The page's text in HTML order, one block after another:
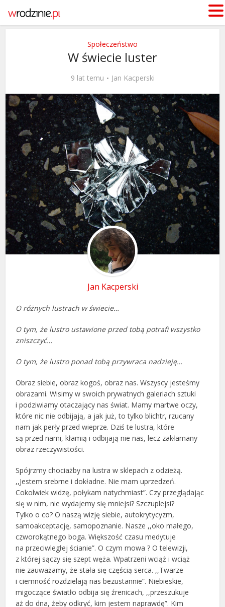
Społeczeństwo
W świecie luster
9 lat temu Jan Kacperski
Jan Kacperski
O różnych lustrach w świecie…
O tym, że lustro ustawione przed tobą potrafi wszystko
zniszczyć…
O tym, że lustro ponad tobą przywraca nadzieję…
Obraz siebie, obraz kogoś, obraz nas. Wszyscy jesteśmy
obrazami. Wisimy w swoich prywatnych galeriach sztuki
i podziwiamy otaczający nas świat. Mamy martwe oczy,
które nic nie odbijają, a jak już, to tylko blichtr, rzucany
nam jak perły przed wieprze. Dziś te lustra, które
są przed nami, kłamią i odbijają nie nas, lecz zakłamany
obraz rzeczywistości.
Spójrzmy chociażby na lustra w sklepach z odzieżą.
,,Jestem srebrne i dokładne. Nie mam uprzedzeń.
Cokolwiek widzę, połykam natychmiast”. Czy przeglądając
się w nim, nie wydajemy się mniejsi? Szczuplejsi?
Tylko o co? O naszą wizję siebie, autokrytycyzm,
samoakceptację, samopoznanie. Nasze ,,oko małego,
czworokątnego boga. Większość czasu medytuje
na przeciwległej ścianie”. O czym mowa ? O telewizji,
z której sączy się szept węża. Wpatrzeni wciąż i wciąż
nie zauważamy, że stała się częścią serca. ,,Twarze
i ciemność rozdzielają nas bezustannie”. Niebieskie,
migoczące światło odbija się źrenicach, ,,przeszukuje
aż do dna, żeby odkryć, kim jestem naprawdę”. Kim